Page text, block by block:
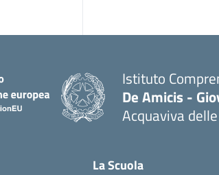
Istituto
De Amicis -
Acquaviva
La Scuola